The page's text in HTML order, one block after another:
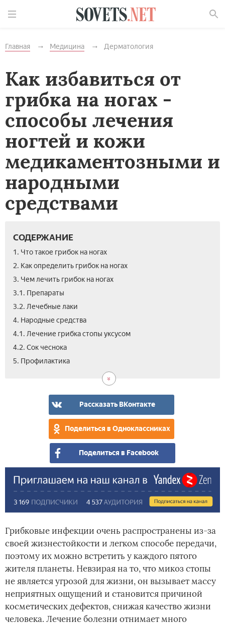
Главная Медицина Дерматология
Как избавиться от
грибка на ногах -
способы лечения
ногтей и кожи
медикаментозными и
народными
средствами
СОДЕРЖАНИЕ
1. Что такое грибок на ногах
2. Как определить грибок на ногах
3. Чем лечить грибок на ногах
3.1. Препараты
3.2. Лечебные лаки
4. Народные средства
4.1. Лечение грибка стопы уксусом
4.2. Сок чеснока
5. Профилактика
Рассказать ВКонтакте
Поделиться в Одноклассниках
Поделиться в Facebook
Грибковые инфекции очень распространены из-за
своей жизнестойкости и легком способе передачи,
поэтому их можно встретить у каждого пятого
жителя планеты. Невзирая на то, что микоз стопы
не является угрозой для жизни, он вызывает массу
неприятных ощущений и становится причиной
косметических дефектов, снижая качество жизни
человека. Лечение болезни отнимает много